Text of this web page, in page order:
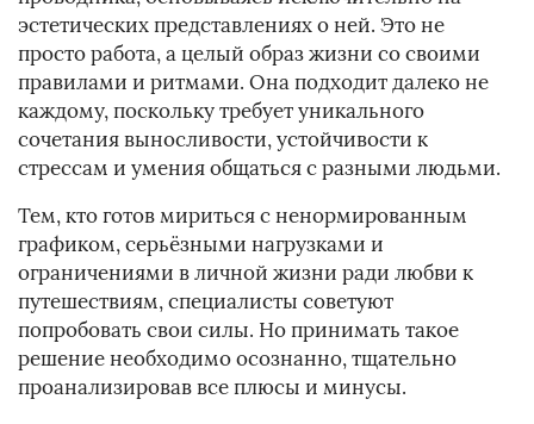
эстетических представлениях о ней. Это не
просто работа, а целый образ жизни со своими
правилами и ритмами. Она подходит далеко не
каждому, поскольку требует уникального
сочетания выносливости, устойчивости к
стрессам и умения общаться с разными людьми.
Тем, кто готов мириться с ненормированным
графиком, серьёзными нагрузками и
ограничениями в личной жизни ради любви к
путешествиям, специалисты советуют
попробовать свои силы. Но принимать такое
решение необходимо осознанно, тщательно
проанализировав все плюсы и минусы.